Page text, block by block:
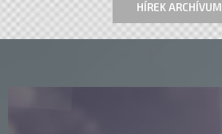
HÍREK ARCHÍVUM